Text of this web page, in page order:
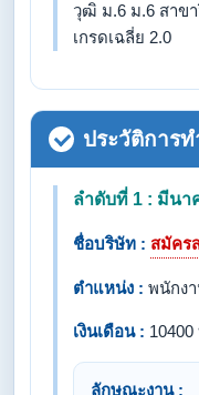
วุฒิ ม.6 ม.6 สาข
เกรดเฉลี่ย 2.0
ประวัติการท
ลำดับที่ 1 : มีนา
ชื่อบริษัท : สมัคร
ตำแหน่ง : พนักง
เงินเดือน :
ลักษณะงาน :